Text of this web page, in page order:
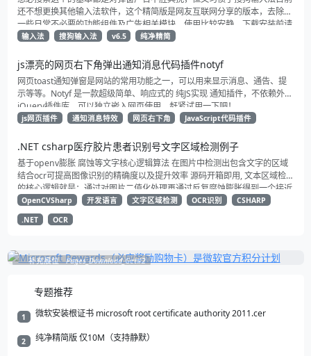
还不想更换其他输入法软件，这个精简版是网友互联网分享的版本，去除了
一些日常不必要的功能组件及广告相关模块，使用比较安静，下载安装前请
自行杀一下毒
输入法 搜狗输入法 v6.5 纯净精简
js漂亮的网页右下角弹出通知消息代码插件notyf
网页toast通知弹窗是网站的常用功能之一，可以用来显示消息、通告、提
示等等。Notyf 是一款超级简单、响应式的 纯JS实现 通知插件，不依赖外部
jQuery插件库，可以独立嵌入网页使用。赶紧试用一下吧！
js网页插件 通知消息特效 网页右下角 JavaScript代码插件
.NET csharp医疗胶片患者识别号文字区域检测例子
基于openv膨胀 腐蚀等文字核心逻辑算法 在图片中检测出包含文字的区域
结合ocr可提高图像识别的精确度以及提升效率 源码开箱即用, 文本区域检测
的核心逻辑就是：通过对图片二值化处理再通过反复腐蚀膨胀得到一个接近
矩形的方块 然后将这些矩形框选出来就得到了文本所在区域 再根据一系列
过滤规则提取到我们所需要的区域 进行识别减少不必要的图像识别 以提升
系统整体效率
OpenCVSharp 开发语言 文字区域检测 OCR识别
CSHARP
.NET
OCR
补充展位 Pages_Download_Get#2
专题推荐
1 微软安装根证书 microsoft root certificate authority 2011.cer
2 纯净精简版 仅10M（支持静默）